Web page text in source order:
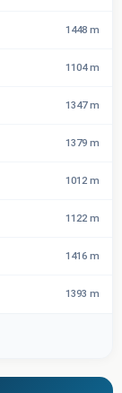
1448 m
1104 m
1347 m
1379 m
1012 m
1122 m
1416 m
1393 m